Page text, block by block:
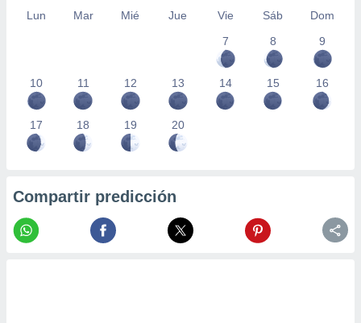
Lun Mar Mié Jue Vie Sáb
Dom
7
8 9
10 11 12 13 14 15 16
17 18 19 20
Compartir predicción